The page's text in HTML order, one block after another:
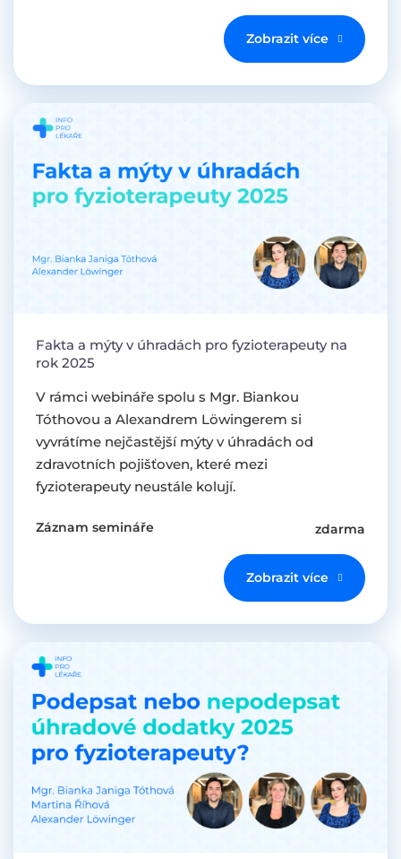
Zobrazit více
Fakta a mýty v úhradách pro fyzioterapeuty na
rok 2025
V rámci webináře spolu s Mgr. Biankou
Tóthovou a Alexandrem Löwingerem si
vyvrátíme nejčastější mýty v úhradách od
zdravotních pojišťoven, které mezi
fyzioterapeuty neustále kolují.
Záznam semináře zdarma
Zobrazit více